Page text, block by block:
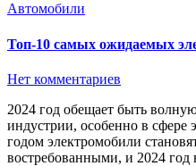
Автомобили
Топ-10 самых ожидаемых
Нет комментариев
2024 год обещает быть волнующим для автомобильной
индустрии, особенно в
годом электромобили
востребованными, и 2024